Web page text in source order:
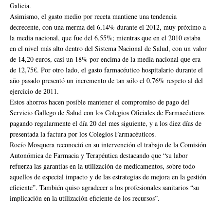
Galicia.
Asimismo, el gasto medio por receta mantiene una tendencia
decrecente, con una merma del 6,14% durante el 2012, muy próximo a
la media nacional, que fue del 6,55%; mientras que en el 2010 estaba
en el nivel más alto dentro del Sistema Nacional de Salud, con un valor
de 14,20 euros, casi un 18% por encima de la media nacional que era
de 12,75€. Por otro lado, el gasto farmacéutico hospitalario durante el
año pasado presentó un incremento de tan sólo el 0,76% respeto al del
ejercicio de 2011.
Estos ahorros hacen posible mantener el compromiso de pago del
Servicio Gallego de Salud con los Colegios Oficiales de Farmacéuticos
pagando regularmente el día 20 del mes siguiente, y a los diez días de
presentada la factura por los Colegios Farmacéuticos.
Rocío Mosquera reconoció en su intervención el trabajo de la Comisión
Autonómica de Farmacia y Terapéutica destacando que “su labor
refuerza las garantías en la utilización de medicamentos, sobre todo
aquellos de especial impacto y de las estrategias de mejora en la gestión
eficiente”. También quiso agradecer a los profesionales sanitarios “su
implicación en la utilización eficiente de los recursos”.